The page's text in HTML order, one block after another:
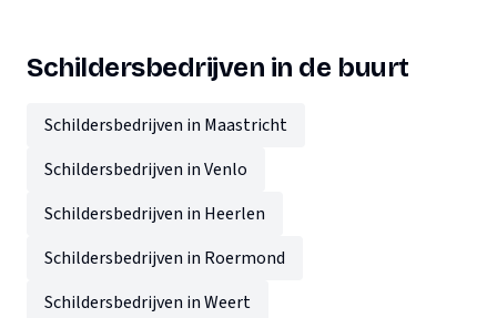
Schildersbedrijven in de buurt
Schildersbedrijven in Maastricht
Schildersbedrijven in Venlo
Schildersbedrijven in Heerlen
Schildersbedrijven in Roermond
Schildersbedrijven in Weert